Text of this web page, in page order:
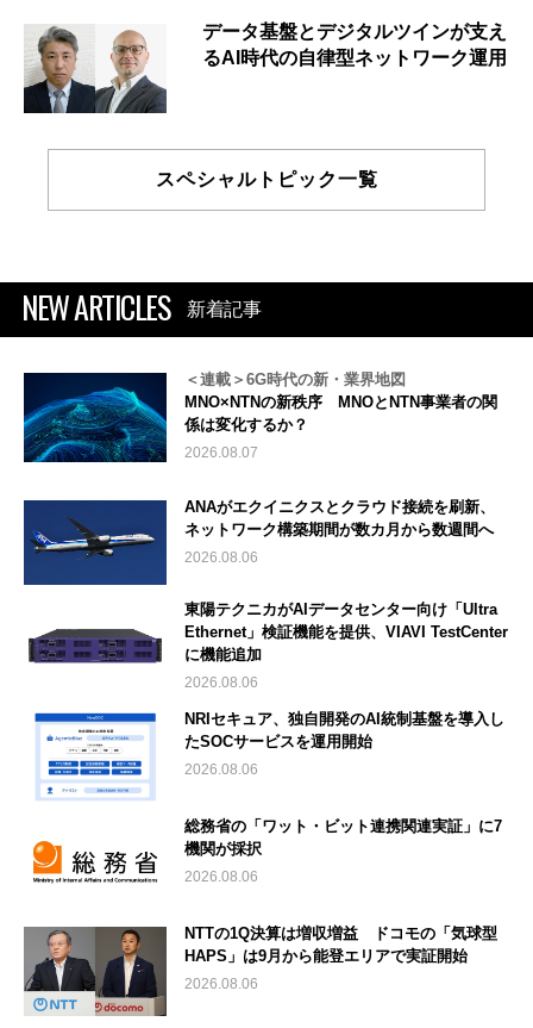
データ基盤とデジタルツインが支え
るAI時代の自律型ネットワーク運用
スペシャルトピック一覧
NEW ARTICLES 新着記事
＜連載＞6G時代の新・業界地図
MNO×NTNの新秩序 MNOとNTN事業者の関
係は変化するか？
2026.08.07
ANAがエクイニクスとクラウド接続を刷新、
ネットワーク構築期間が数カ月から数週間へ
2026.08.06
東陽テクニカがAIデータセンター向け「Ultra
Ethernet」検証機能を提供、VIAVI TestCenter
に機能追加
2026.08.06
NRIセキュア、独自開発のAI統制基盤を導入し
たSOCサービスを運用開始
2026.08.06
総務省の「ワット・ビット連携関連実証」に7
機関が採択
2026.08.06
NTTの1Q決算は増収増益 ドコモの「気球型
HAPS」は9月から能登エリアで実証開始
2026.08.06